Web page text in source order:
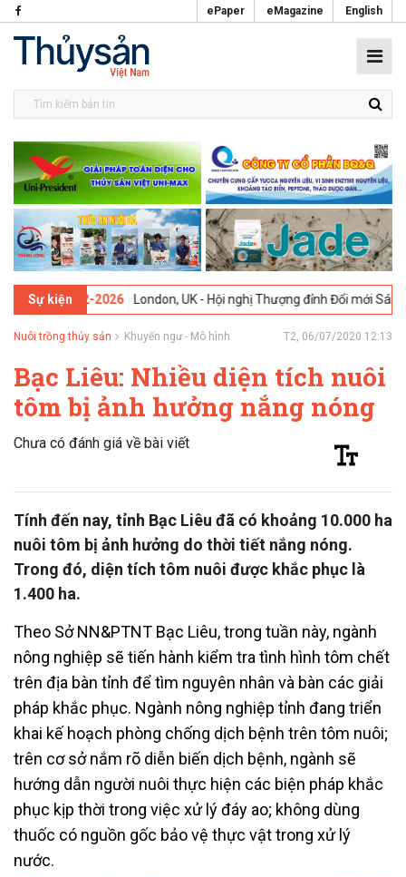
ePaper eMagazine English
Sự kiện
09-02-2026 London, UK - Hội nghị Thượng đỉnh Đổi mới Sáng tạo
Nuôi trồng thủy sản Khuyến ngư - Mô hình T2, 06/07/2020 12:13
Bạc Liêu: Nhiều diện tích nuôi
tôm bị ảnh hưởng nắng nóng
Chưa có đánh giá về bài viết
Tính đến nay, tỉnh Bạc Liêu đã có khoảng 10.000 ha
nuôi tôm bị ảnh hưởng do thời tiết nắng nóng.
Trong đó, diện tích tôm nuôi được khắc phục là
1.400 ha.
Theo Sở NN&PTNT Bạc Liêu, trong tuần này, ngành
nông nghiệp sẽ tiến hành kiểm tra tình hình tôm chết
trên địa bàn tỉnh để tìm nguyên nhân và bàn các giải
pháp khắc phục. Ngành nông nghiệp tỉnh đang triển
khai kế hoạch phòng chống dịch bệnh trên tôm nuôi;
trên cơ sở nắm rõ diễn biến dịch bệnh, ngành sẽ
hướng dẫn người nuôi thực hiện các biện pháp khắc
phục kịp thời trong việc xử lý đáy ao; không dùng
thuốc có nguồn gốc bảo vệ thực vật trong xử lý
nước.